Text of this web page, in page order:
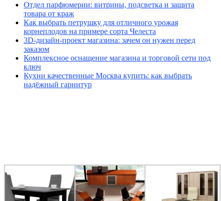
Отдел парфюмерии: витрины, подсветка и защита
товара от краж
Как выбрать петрушку для отличного урожая
корнеплодов на примере сорта Челеста
3D-дизайн-проект магазина: зачем он нужен перед
заказом
Комплексное оснащение магазина и торговой сети под
ключ
Кухни качественные Москва купить: как выбрать
надёжный гарнитур